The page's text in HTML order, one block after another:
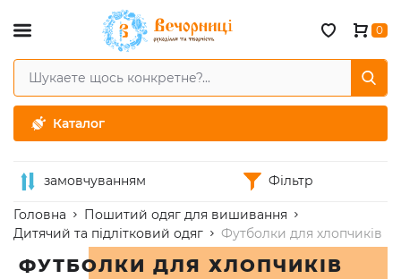
Каталог
0
замовчуванням Фільтр
Головна
Пошитий одяг для вишивання
Дитячий та підлітковий одяг
Футболки для хлопчиків
ФУТБОЛКИ ДЛЯ ХЛОПЧИКІВ